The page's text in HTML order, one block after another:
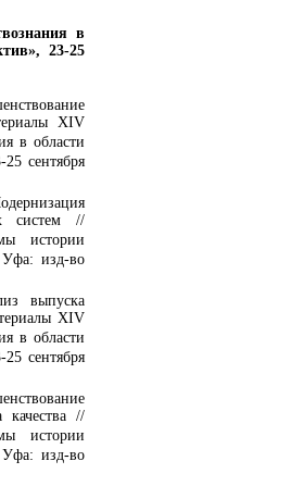
в
23-25
XIV
в области
сентября
систем //
истории
Уфа: изд-во
выпуска
XIV
в области
сентября
качества //
истории
Уфа: изд-во